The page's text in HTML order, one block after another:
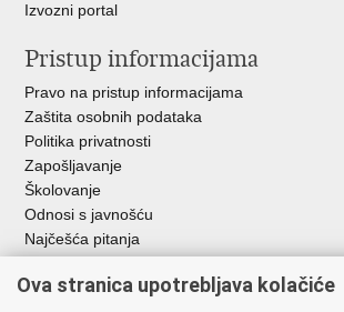
Izvozni portal
Pristup informacijama
Pravo na pristup informacijama
Zaštita osobnih podataka
Politika privatnosti
Zapošljavanje
Školovanje
Odnosi s javnošću
Najčešća pitanja
Važne poveznice
Ova stranica upotrebljava kolačiće